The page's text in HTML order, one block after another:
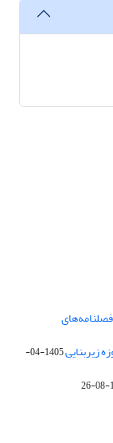
زیربنایی
1405-04-